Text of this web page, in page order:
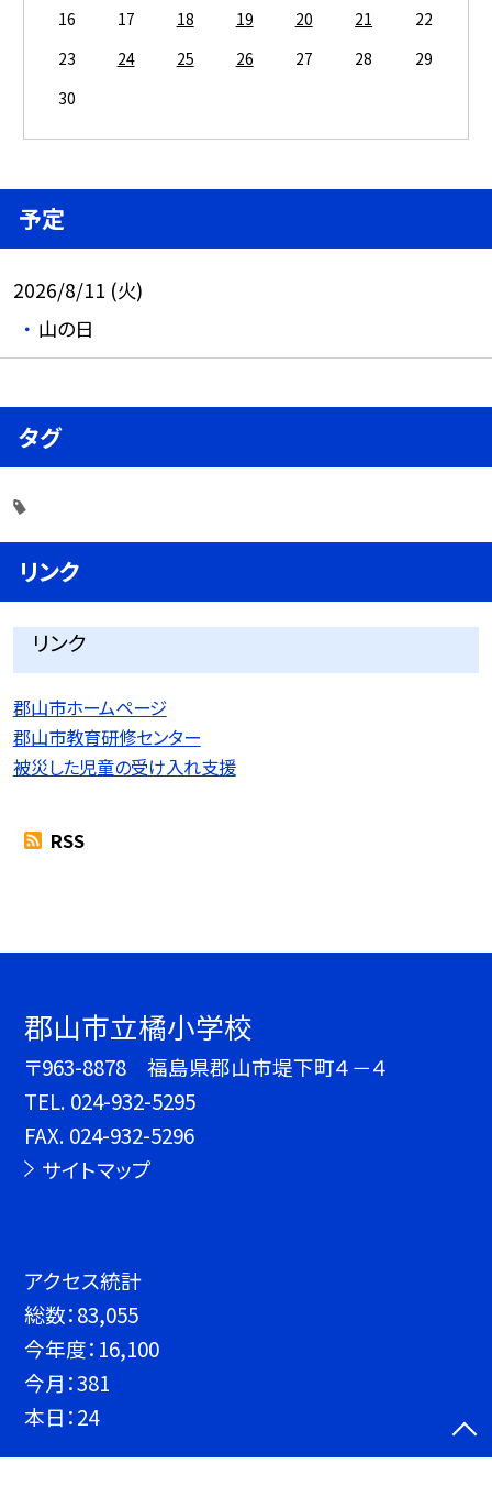
16
17 18 19 20 21
22
23
24 25 26 27 28
29
30
予定
2026/8/11 (火)
山の日
タグ
リンク
リンク
郡山市ホームページ
郡山市教育研修センター
被災した児童の受け入れ支援
RSS
郡山市立橘小学校
〒963-8878 福島県郡山市堤下町４－４
TEL. 024-932-5295
FAX. 024-932-5296
サイトマップ
アクセス統計
総数：83,055
今年度： 16,100
今月：381
本日：24